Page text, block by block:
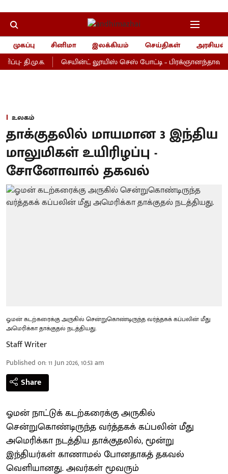
முகப்பு சினிமா இலக்கியம் செய்திகள்
அரசியல்
தி.மு.க.
செயின்ட் லூயிஸ் செஸ் போட்டி –
உலகம்
தாக்குதலில் மாயமான 3 இந்திய
மாலுமிகள் உயிரிழப்பு -
சோனோவால் தகவல்
ஓமன் கடற்கரைக்கு அருகில் சென்றுகொண்டிருந்த வர்த்தகக் கப்பலின் மீது
அமெரிக்கா தாக்குதல் நடத்தியது.
Staff Writer
Published on:11 Jun 2026, 10:53 am
Share
ஓமன் நாட்டுக் கடற்கரைக்கு அருகில்
சென்றுகொண்டிருந்த வர்த்தகக் கப்பலின் மீது
அமெரிக்கா நடத்திய தாக்குதலில், மூன்று
இந்தியர்கள் காணாமல் போனதாகத் தகவல்
வெளியானது. அவர்கள் மூவரும்